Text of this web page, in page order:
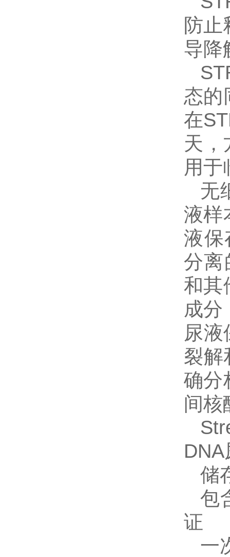
防
导降
态的
在
天，
用于
无
液样
液保
分离
和其
成分
尿
裂解
确分
间核
储
包
证
一